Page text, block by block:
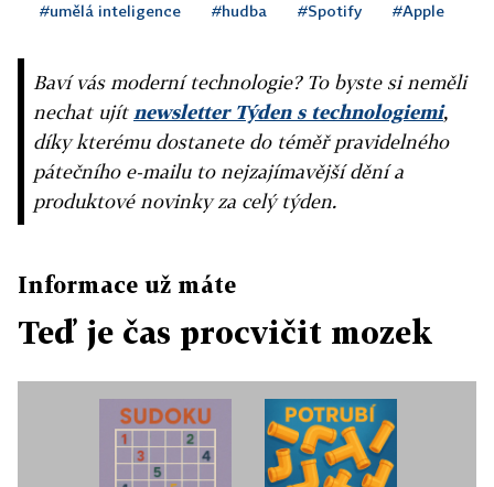
#umělá inteligence #hudba #Spotify #Apple
Baví vás moderní technologie? To byste si neměli
nechat ujít newsletter Týden s technologiemi,
díky kterému dostanete do téměř pravidelného
pátečního e-mailu to nejzajímavější dění a
produktové novinky za celý týden.
Informace už máte
Teď je čas procvičit mozek